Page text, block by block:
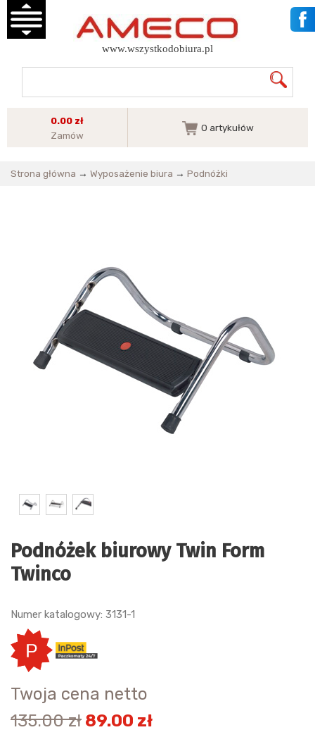
www.wszystkodobiura.pl
0.00 zł
Zamów
0 artykułów
Strona główna → Wyposażenie biura → Podnóżki
Podnóżek biurowy Twin Form
Twinco
Numer katalogowy: 3131-1
Twoja cena netto
135.00 zł 89.00 zł